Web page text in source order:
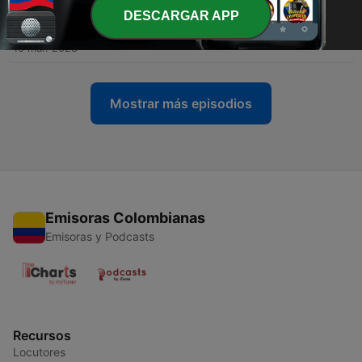
32 - T2E8 / El Camino – Identificar la coacción
10 mar. 2023
Mostrar más episodios
Emisoras Colombianas
Emisoras y Podcasts
Recursos
Locutores
DESCARGAR APP